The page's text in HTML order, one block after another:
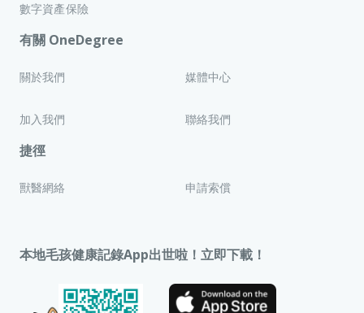
數字資產保險
有關 OneDegree
關於我們 媒體中心
加入我們 聯絡我們
捷徑
獸醫網絡 申請索償
本地毛孩健康記錄App出世啦！立即下載！